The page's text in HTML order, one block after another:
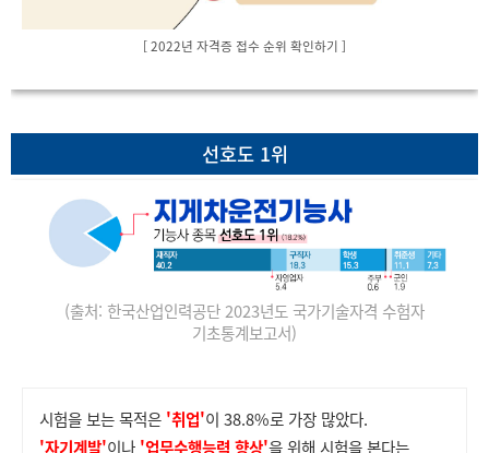
[ 2022년 자격증 접수 순위 확인하기 ]
선호도 1위
(출처: 한국산업인력공단 2023년도 국가기술자격 수험자
기초통계보고서)
시험을 보는 목적은 '취업'이 38.8%로 가장 많았다.
'자기계발'이나 '업무수행능력 향상'을 위해 시험을 본다는